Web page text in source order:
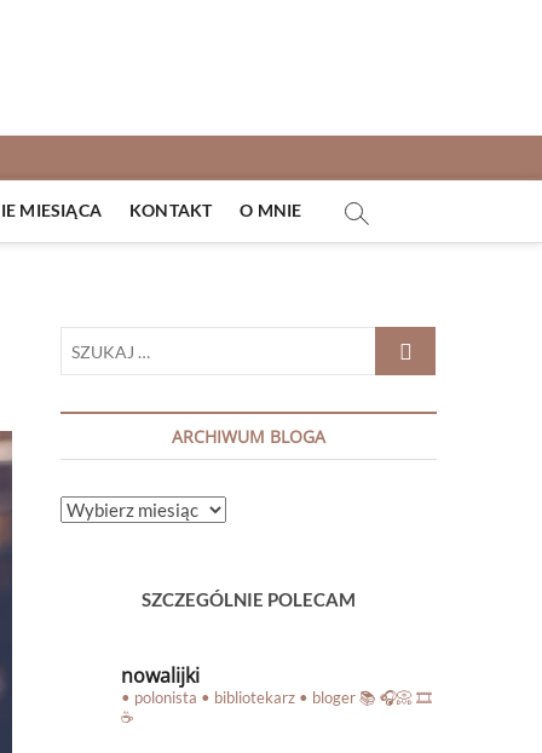
MIESIĄCA KONTAKT O MNIE
SZUKAJ
ARCHIWUM BLOGA
ARCHIWUM
SZCZEGÓLNIE POLECAM
nowalijki
• polonista • bibliotekarz • bloger📚 🎧📀 🎞️
☕️